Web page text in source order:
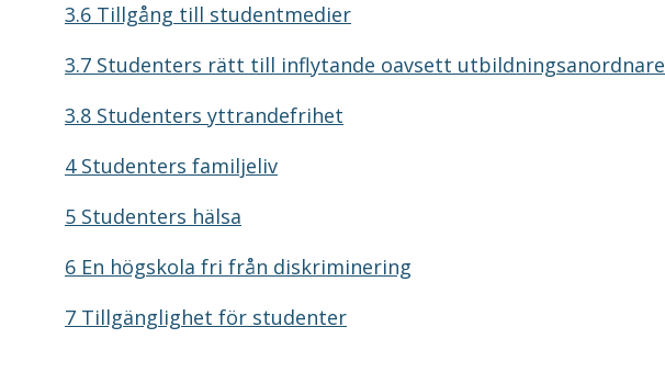
3.6 Tillgång till studentmedier
3.7 Studenters rätt till inflytande oavsett utbildningsanordnare
3.8 Studenters yttrandefrihet
4 Studenters familjeliv
5 Studenters hälsa
6 En högskola fri från diskriminering
7 Tillgänglighet för studenter